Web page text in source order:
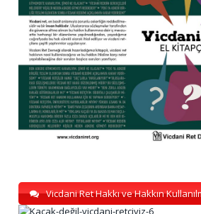
Vicdani Ret Hakkı ve Hakkın